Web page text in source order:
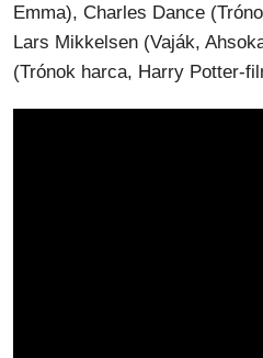
Emma), Charles Dance
Lars Mikkelsen (Vaják,
(Trónok harca, Harry Potter-